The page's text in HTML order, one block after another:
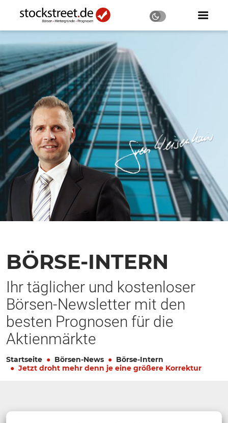
BÖRSE-INTERN
Ihr täglicher und kostenloser
Börsen-Newsletter mit den
besten Prognosen für die
Aktienmärkte
Startseite Börsen-News
Börse-Intern
Jetzt droht mehr denn je eine größere Korrektur